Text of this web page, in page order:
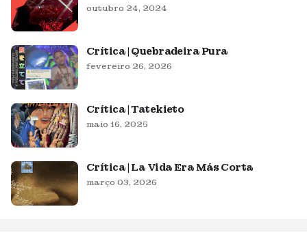
outubro 24, 2024
Crítica | Quebradeira Pura
fevereiro 26, 2026
Crítica | Tatekieto
maio 16, 2025
Crítica | La Vida Era Más Corta
março 03, 2026